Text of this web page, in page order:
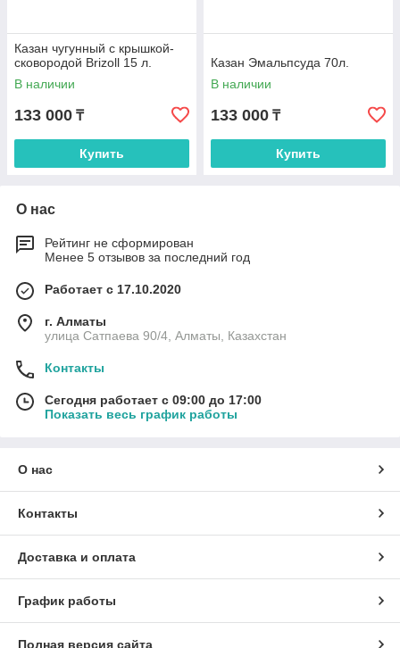
Казан чугунный с крышкой-
сковородой Brizoll 15 л.
В наличии
133 000 ₸
Купить
Казан Эмальпсуда 70л.
В наличии
133 000 ₸
Купить
О нас
Рейтинг не сформирован
Менее 5 отзывов за последний год
Работает с 17.10.2020
г. Алматы
улица Сатпаева 90/4, Алматы, Казахстан
Контакты
Сегодня работает с 09:00 до 17:00
Показать весь график работы
О нас
Контакты
Доставка и оплата
График работы
Полная версия сайта